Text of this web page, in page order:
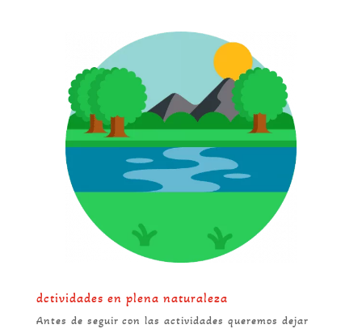
dctividades en plena naturaleza
Antes de seguir con las actividades queremos dejar